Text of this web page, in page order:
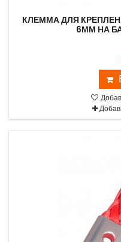
КЛЕММА ДЛЯ
6ММ НА